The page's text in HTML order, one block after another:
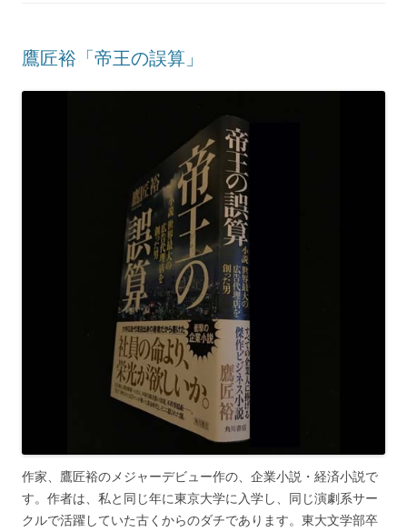
鷹匠裕「帝王の誤算」
作家、鷹匠裕のメジャーデビュー作の、企業小説・経済小説で
す。作者は、私と同じ年に東京大学に入学し、同じ演劇系サー
クルで活躍していた古くからのダチであります。東大文学部卒